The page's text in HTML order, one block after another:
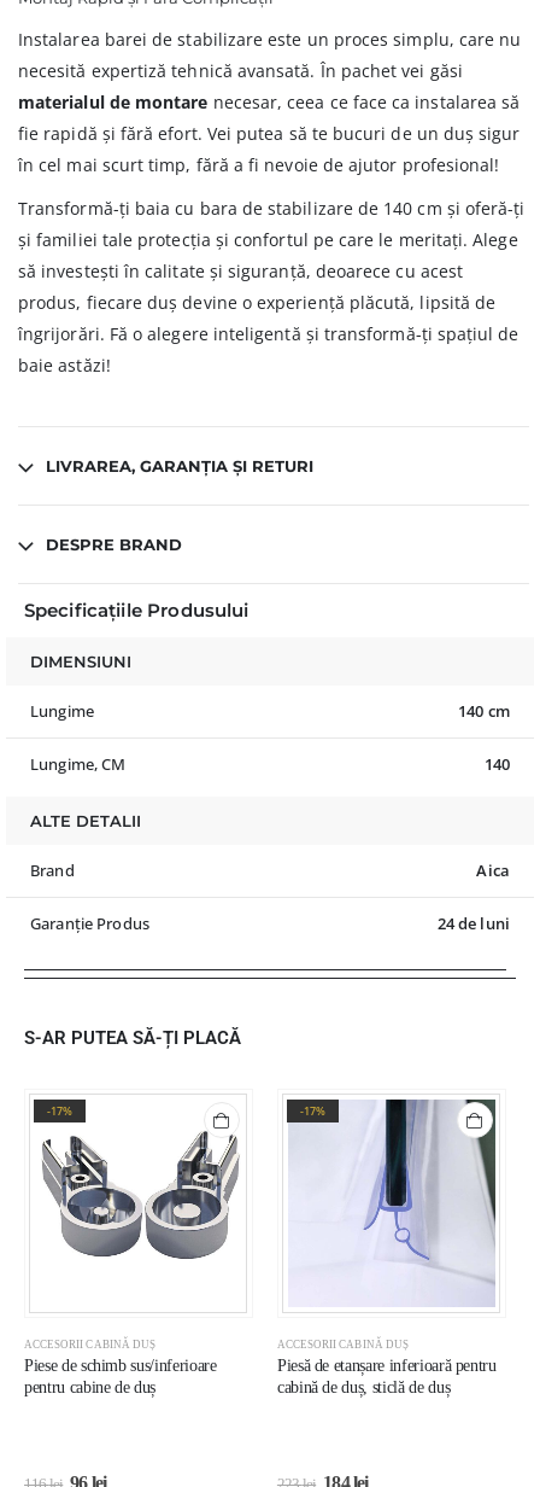
Instalarea barei de stabilizare este un proces simplu, care nu
necesită expertiză tehnică avansată. În pachet vei găsi
materialul de montare necesar, ceea ce face ca instalarea să
fie rapidă și fără efort. Vei putea să te bucuri de un duș sigur
în cel mai scurt timp, fără a fi nevoie de ajutor profesional!
Transformă-ți baia cu bara de stabilizare de 140 cm și oferă-ți
și familiei tale protecția și confortul pe care le meritați. Alege
să investești în calitate și siguranță, deoarece cu acest
produs, fiecare duș devine o experiență plăcută, lipsită de
îngrijorări. Fă o alegere inteligentă și transformă-ți spațiul de
baie astăzi!
LIVRAREA, GARANȚIA ȘI RETURI
DESPRE BRAND
Specificațiile Produsului
DIMENSIUNI
Lungime 140 cm
Lungime, CM 140
ALTE DETALII
Brand Aica
Garanție Produs 24 de luni
S-AR PUTEA SĂ-ȚI PLACĂ
-17%
ACCESORII CABINĂ DUȘ
Piese de schimb sus/inferioare
pentru cabine de duș
-17%
ACCESORII CABINĂ DUȘ
Piesă de etanșare inferioară pentru
cabină de duș, sticlă de duș